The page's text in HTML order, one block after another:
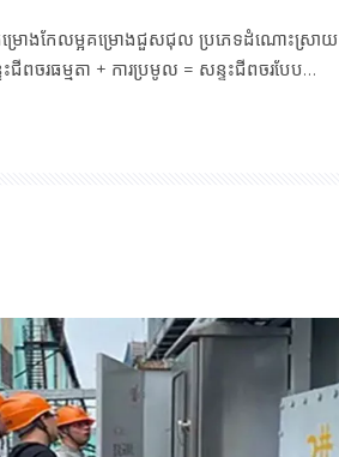
រោងកែលម្អគម្រោងជួសជុល ប្រភេទដំណោះស្រាយ
ពចរធម្មតា + ការប្រមូល = សន្ទះជីពចរបែប